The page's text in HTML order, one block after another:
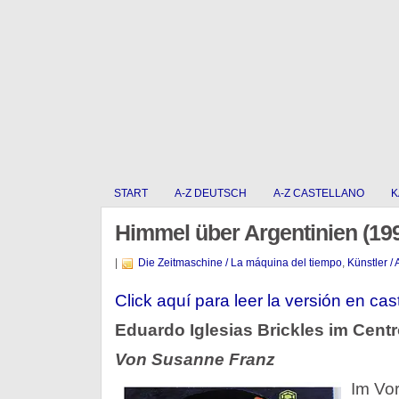
START A-Z DEUTSCH A-Z CASTELLANO
Himmel über Argentinien
Die Zeitmaschine / La máquina del tiempo, Künstler /
Click aquí para leer la versión en
Eduardo Iglesias Brickles im
Von Susanne Franz
Im